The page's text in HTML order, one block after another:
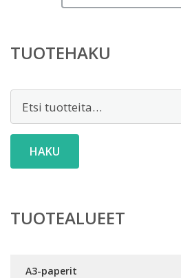
TUOTEHAKU
HAKU
TUOTEALUEET
A3-paperit